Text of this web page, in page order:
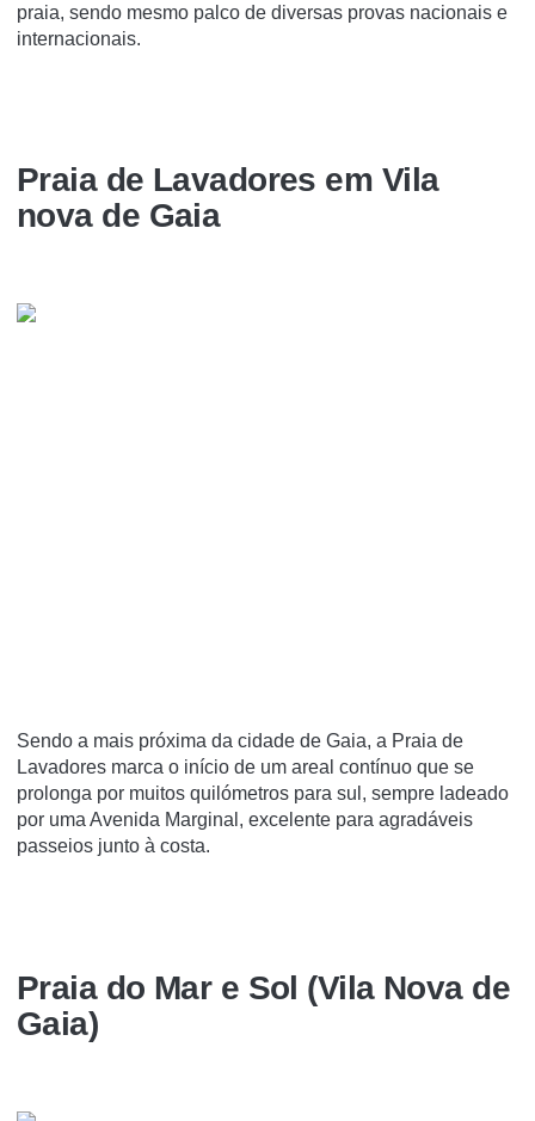
praia, sendo mesmo palco de diversas provas nacionais e
internacionais.
Praia de Lavadores em Vila
nova de Gaia
Sendo a mais próxima da cidade de Gaia, a Praia de
Lavadores marca o início de um areal contínuo que se
prolonga por muitos quilómetros para sul, sempre ladeado
por uma Avenida Marginal, excelente para agradáveis
passeios junto à costa.
Praia do Mar e Sol (Vila Nova de
Gaia)